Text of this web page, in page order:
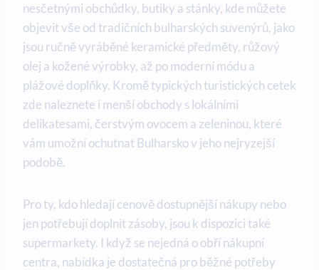
nesčetnými obchůdky, butiky a stánky, kde můžete
objevit vše od tradičních bulharských suvenýrů, jako
jsou ručně vyráběné keramické předměty, růžový
olej a kožené výrobky, až po moderní módu a
plážové doplňky. Kromě typických turistických cetek
zde naleznete i menší obchody s lokálními
delikatesami, čerstvým ovocem a zeleninou, které
vám umožní ochutnat Bulharsko v jeho nejryzejší
podobě.
Pro ty, kdo hledají cenově dostupnější nákupy nebo
jen potřebují doplnit zásoby, jsou k dispozici také
supermarkety. I když se nejedná o obří nákupní
centra, nabídka je dostatečná pro běžné potřeby